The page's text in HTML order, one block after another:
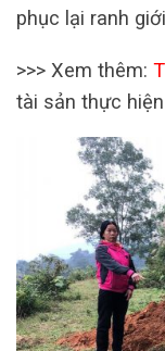
phục lại ranh
>>> Xem thêm:
tài sản thực